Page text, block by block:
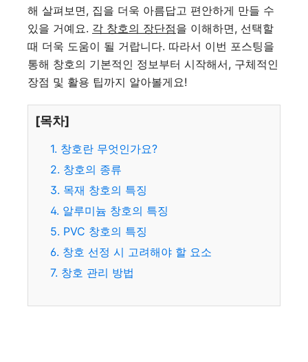
해 살펴보면, 집을 더욱 아름답고 편안하게 만들 수
있을 거예요. 각 창호의 장단점을 이해하면, 선택할
때 더욱 도움이 될 거랍니다. 따라서 이번 포스팅을
통해 창호의 기본적인 정보부터 시작해서, 구체적인
장점 및 활용 팁까지 알아볼게요!
[목차]
1. 창호란 무엇인가요?
2. 창호의 종류
3. 목재 창호의 특징
4. 알루미늄 창호의 특징
5. PVC 창호의 특징
6. 창호 선정 시 고려해야 할 요소
7. 창호 관리 방법